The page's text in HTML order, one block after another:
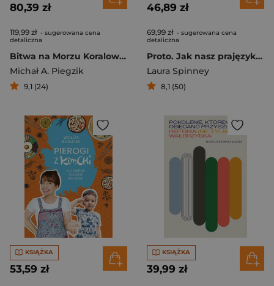
80,39 zł
119,99 zł - sugerowana cena
detaliczna
Bitwa na Morzu Koralowym. Japońska ofensywa i pierwsza w dziejach bitwa lotniskowców
Michał A. Piegzik
9,1 (24)
46,89 zł
69,99 zł - sugerowana cena
detaliczna
Proto. Jak nasz prajęzyk dotarł na krańce świata
Laura Spinney
8,1 (50)
KSIĄŻKA
53,59 zł
KSIĄŻKA
39,99 zł